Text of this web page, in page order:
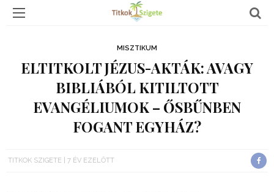
MISZTIKUM
ELTITKOLT JÉZUS-AKTÁK: AVAGY
BIBLIÁBÓL KITILTOTT
EVANGÉLIUMOK – ŐSBŰNBEN
FOGANT EGYHÁZ?
TITKOK SZIGETE 7 ÉV EZELŐTT